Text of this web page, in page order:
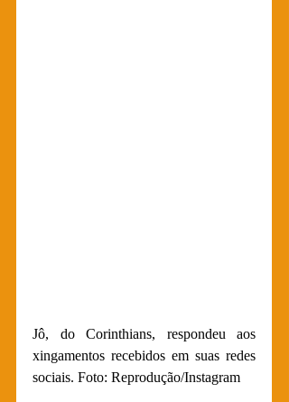
Jô, do Corinthians, respondeu aos
xingamentos recebidos em suas redes
sociais. Foto: Reprodução/Instagram